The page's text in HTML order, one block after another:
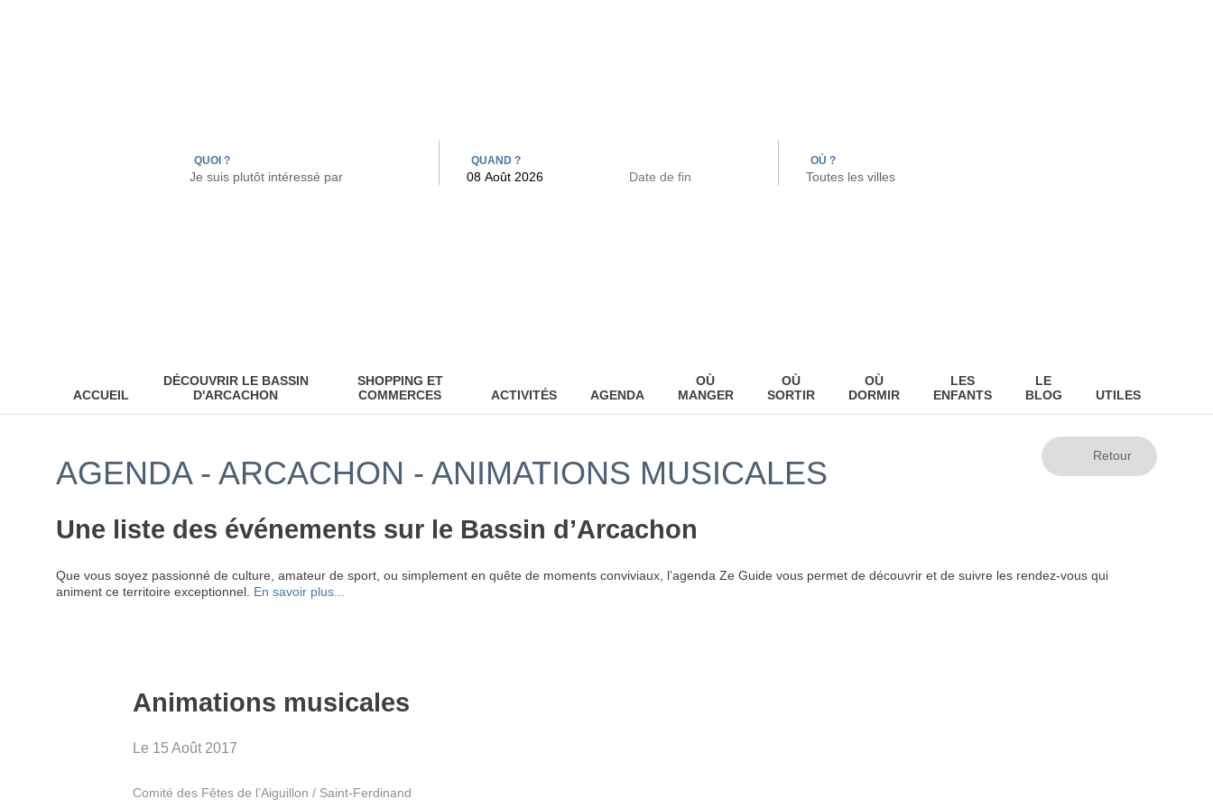
QUOI ? QUAND ? OÙ ?
ACCUEIL
DÉCOUVRIR LE BASSIN
D'ARCACHON
SHOPPING ET
COMMERCES
ACTIVITÉS AGENDA
OÙ
MANGER
OÙ
SORTIR
OÙ
DORMIR
LES
ENFANTS
LE
BLOG
UTILES
AGENDA - ARCACHON - ANIMATIONS MUSICALES
Une liste des événements sur le Bassin d’Arcachon
Que vous soyez passionné de culture, amateur de sport, ou simplement en quête de moments conviviaux, l’agenda Ze Guide vous permet de découvrir et de suivre les rendez-vous qui
animent ce territoire exceptionnel. En savoir plus...
Animations musicales
Le 15 Août 2017
Comité des Fêtes de l’Aiguillon / Saint-Ferdinand